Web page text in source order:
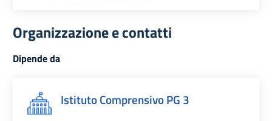
Organizzazione e contatti
Dipende da
Istituto Comprensivo PG 3